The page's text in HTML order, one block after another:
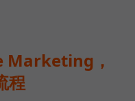
Marketing，
程